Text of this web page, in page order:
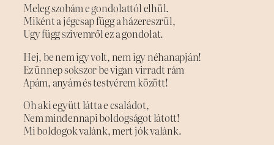
Meleg szobám e gondolattól elhül.
Miként a jégcsap függ a házereszrül,
Ugy függ szivemről ez a gondolat.
Hej, be nem igy volt, nem igy néhanapján!
Ez ünnep sokszor be vigan virradt rám
Apám, anyám és testvérem között!
Oh aki együtt látta e családot,
Nem mindennapi boldogságot látott!
Mi boldogok valánk, mert jók valánk.